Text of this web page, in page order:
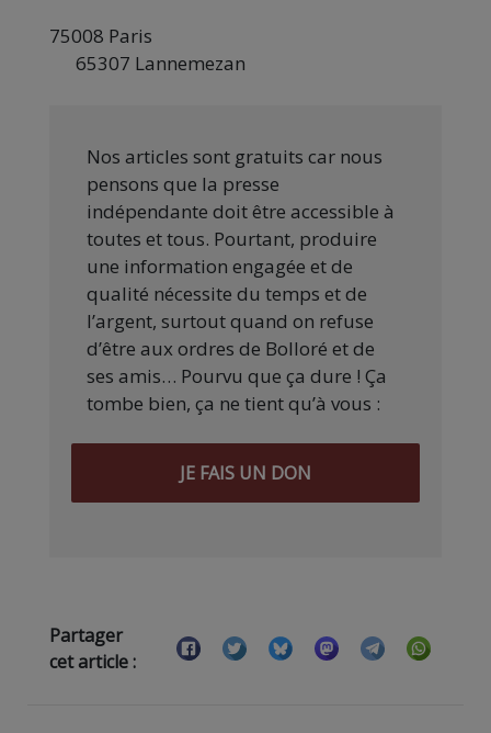
75008 Paris
65307 Lannemezan
Nos articles sont gratuits car nous
pensons que la presse
indépendante doit être accessible à
toutes et tous. Pourtant, produire
une information engagée et de
qualité nécessite du temps et de
l’argent, surtout quand on refuse
d’être aux ordres de Bolloré et de
ses amis… Pourvu que ça dure ! Ça
tombe bien, ça ne tient qu’à vous :
JE FAIS UN DON
Partager
cet article :